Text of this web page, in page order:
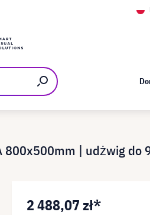
800x500mm | udżwig do
2 488,07 zł*